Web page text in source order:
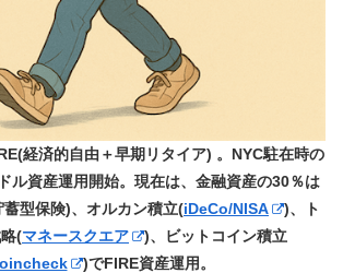
経済的自由＋早期リタイア) 。NYC駐在時の
ル資産運用開始。現在は、金融資産の30％は
型保険)、オルカン積立(iDeCo/NISA
)、ト
(マネースクエア
)、ビットコイン積立
)でFIRE資産運用。